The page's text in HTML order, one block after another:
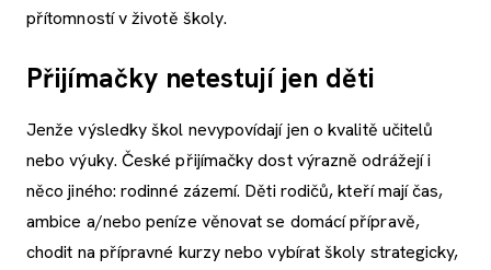
přítomností v životě školy.
Přijímačky netestují jen děti
Jenže výsledky škol nevypovídají jen o kvalitě učitelů
nebo výuky. České přijímačky dost výrazně odrážejí i
něco jiného: rodinné zázemí. Děti rodičů, kteří mají čas,
ambice a/nebo peníze věnovat se domácí přípravě,
chodit na přípravné kurzy nebo vybírat školy strategicky,